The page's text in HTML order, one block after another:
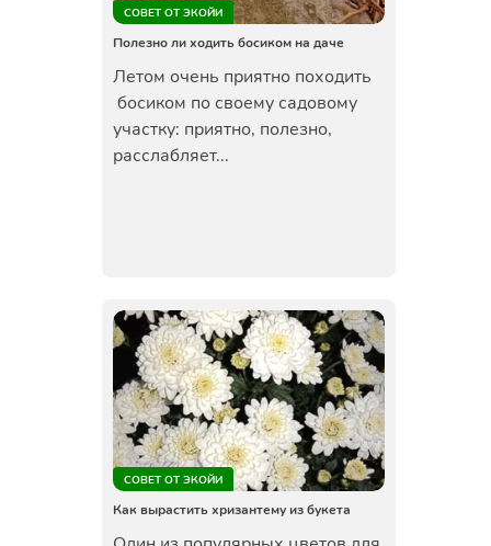
СОВЕТ ОТ ЭКОЙИ
Полезно ли ходить босиком на даче
Летом очень приятно походить
босиком по своему садовому
участку: приятно, полезно,
расслабляет...
СОВЕТ ОТ ЭКОЙИ
Как вырастить хризантему из букета